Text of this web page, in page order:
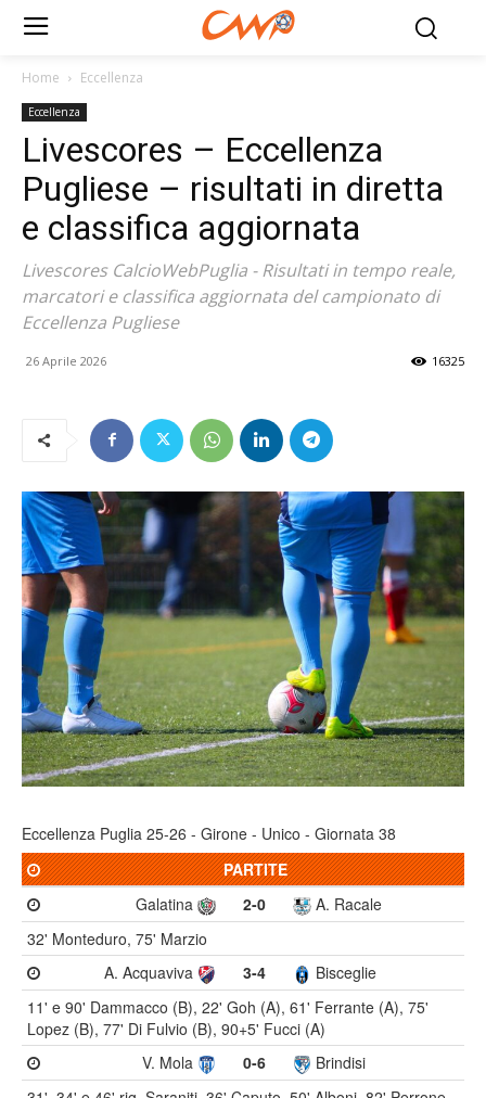
Home Eccellenza
Eccellenza
Livescores – Eccellenza
Pugliese – risultati in diretta
e classifica aggiornata
Livescores CalcioWebPuglia - Risultati in tempo reale,
marcatori e classifica aggiornata del campionato di
Eccellenza Pugliese
26 Aprile 2026 16325